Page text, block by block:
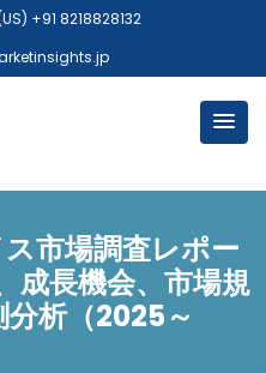
+91 8218828132
市場調査レポー
成長機会、市場規
析（2025～